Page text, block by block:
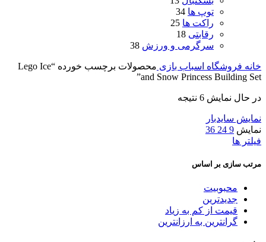
توپ ها 34
راکت ها 25
رقابتی 18
سرگرمی و ورزش 38
خانه فروشگاه اسباب بازی
محصولات برچسب خورده “Lego Ice
and Snow Princess Building Set”
در حال نمایش 6 نتیجه
نمایش سایدبار
نمایش 9
24
36
فیلتر ها
مرتب سازی بر اساس
محبوبیت
جدیدترین
قیمت از کم به زیاد
گرانترین به ارزانترین